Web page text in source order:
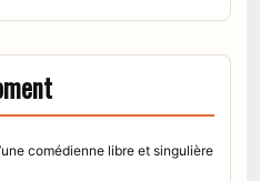
comédienne libre et singulière